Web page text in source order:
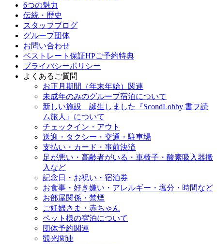
6つの魅力
伝統・歴史
スタッフブログ
グループ団体
お問い合わせ
ベストレート保証HPご予約特典
プライバシーポリシー
よくあるご質問
お正月期間（年末年始）関連
未成年のみのグループ宿泊について
新しい施設 誕生しました『ScondLobby 書ヲ読
ム旅人』について
チェックイン・アウト
送迎・タクシー・交通・駐車場
支払い・カード・事前決済
足が悪い・高齢者がいる・車椅子・酸素吸入器搬
入など
記念日・お祝い・宿泊券
お食事・好き嫌い・アレルギー・塩分・時間など
お部屋関係・禁煙
ご妊婦さま・赤ちゃん
ペット様の宿泊について
団体予約関連
観光関連